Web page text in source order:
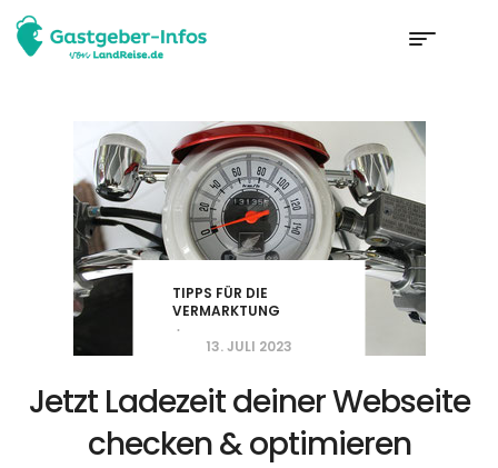
TIPPS FÜR DIE
VERMARKTUNG
13. JULI 2023
Jetzt Ladezeit deiner Webseite
checken & optimieren